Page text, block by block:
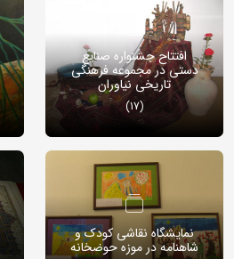
افتتاح جشنواره صنایع
دستی در مجموعه فرهنگی
تاریخی نیاوران
(17)
نمایشگاه نقاشی کودک و
شاهنامه در موزه حوضخانه